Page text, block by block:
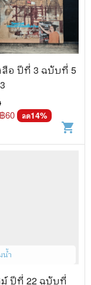
อ ปีที่ 3 ฉบับที่ 5
60 ลด14%
shopping_cart
น้ำ
ม์ ปีที่ 22 ฉบับที่